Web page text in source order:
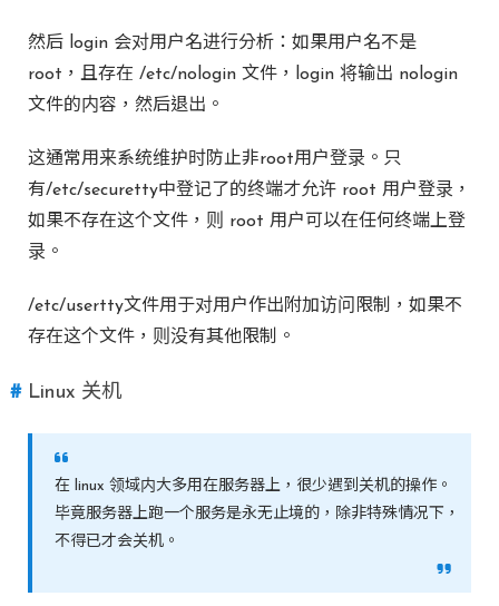
然后 login 会对用户名进行分析：如果用户名不是
root，且存在 /etc/nologin 文件，login 将输出 nologin
文件的内容，然后退出。
这通常用来系统维护时防止非root用户登录。只
有/etc/securetty中登记了的终端才允许 root 用户登录，
如果不存在这个文件，则 root 用户可以在任何终端上登
录。
/etc/usertty文件用于对用户作出附加访问限制，如果不
存在这个文件，则没有其他限制。
Linux 关机
在 linux 领域内大多用在服务器上，很少遇到关机的操作。
毕竟服务器上跑一个服务是永无止境的，除非特殊情况下，
不得已才会关机。